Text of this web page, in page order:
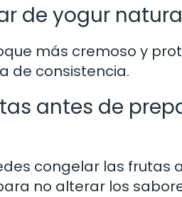
de yogur
más cremoso y
de consistencia.
antes de
congelar las frutas
no alterar los